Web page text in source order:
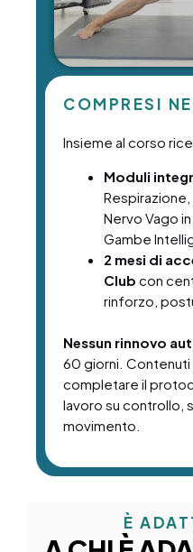
COMPRESI
Insieme al corso
Moduli
Respirazione,
Nervo Vago
Gambe
2 mesi di
Club con
rinforzo,
Nessun rinnovo
60 giorni.
completare il
lavoro su controllo,
movimento.
È